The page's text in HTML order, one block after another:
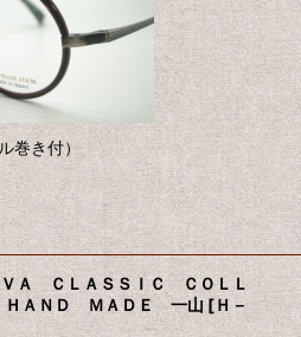
巻き付）
Ａ ＣＬＡＳＳＩＣ ＣＯＬＬ
ＨＡＮＤ ＭＡＤＥ 一山 [Ｈ－